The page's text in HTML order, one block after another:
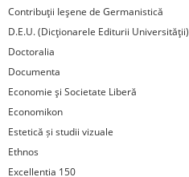
Contribuţii Ieşene de Germanistică
D.E.U. (Dicţionarele Editurii Universităţii)
Doctoralia
Documenta
Economie şi Societate Liberă
Economikon
Estetică și studii vizuale
Ethnos
Excellentia 150